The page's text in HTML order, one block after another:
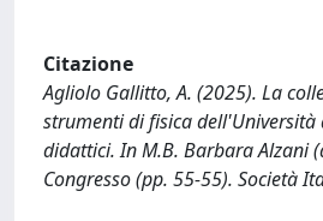
Citazione
Agliolo Gallitto, A. (2025). La
strumenti di fisica dell'Università
didattici. In M.B. Barbara Alzani
Congresso (pp. 55-55). Società